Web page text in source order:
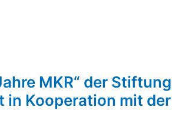
MKR“ der Stiftung
Kooperation mit der